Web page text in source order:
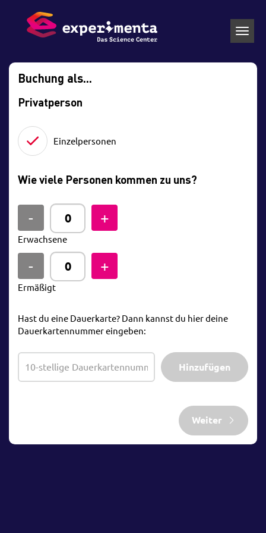
Buchung als...
Privatperson
Einzelpersonen
Wie viele Personen kommen zu uns?
Erwachsene
Ermäßigt
Hast du eine Dauerkarte? Dann kannst du hier deine
Dauerkartennummer eingeben:
Hinzufügen
Weiter